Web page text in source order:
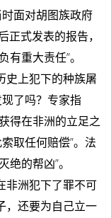
面对胡图族政府
正式发表的报告，
重大责任”。
史上犯下的种族屠
了吗？专家指
得在非洲的立足之
取任何赔偿”。法
的帮凶”。
非洲犯下了罪不可
，还要为自己立一